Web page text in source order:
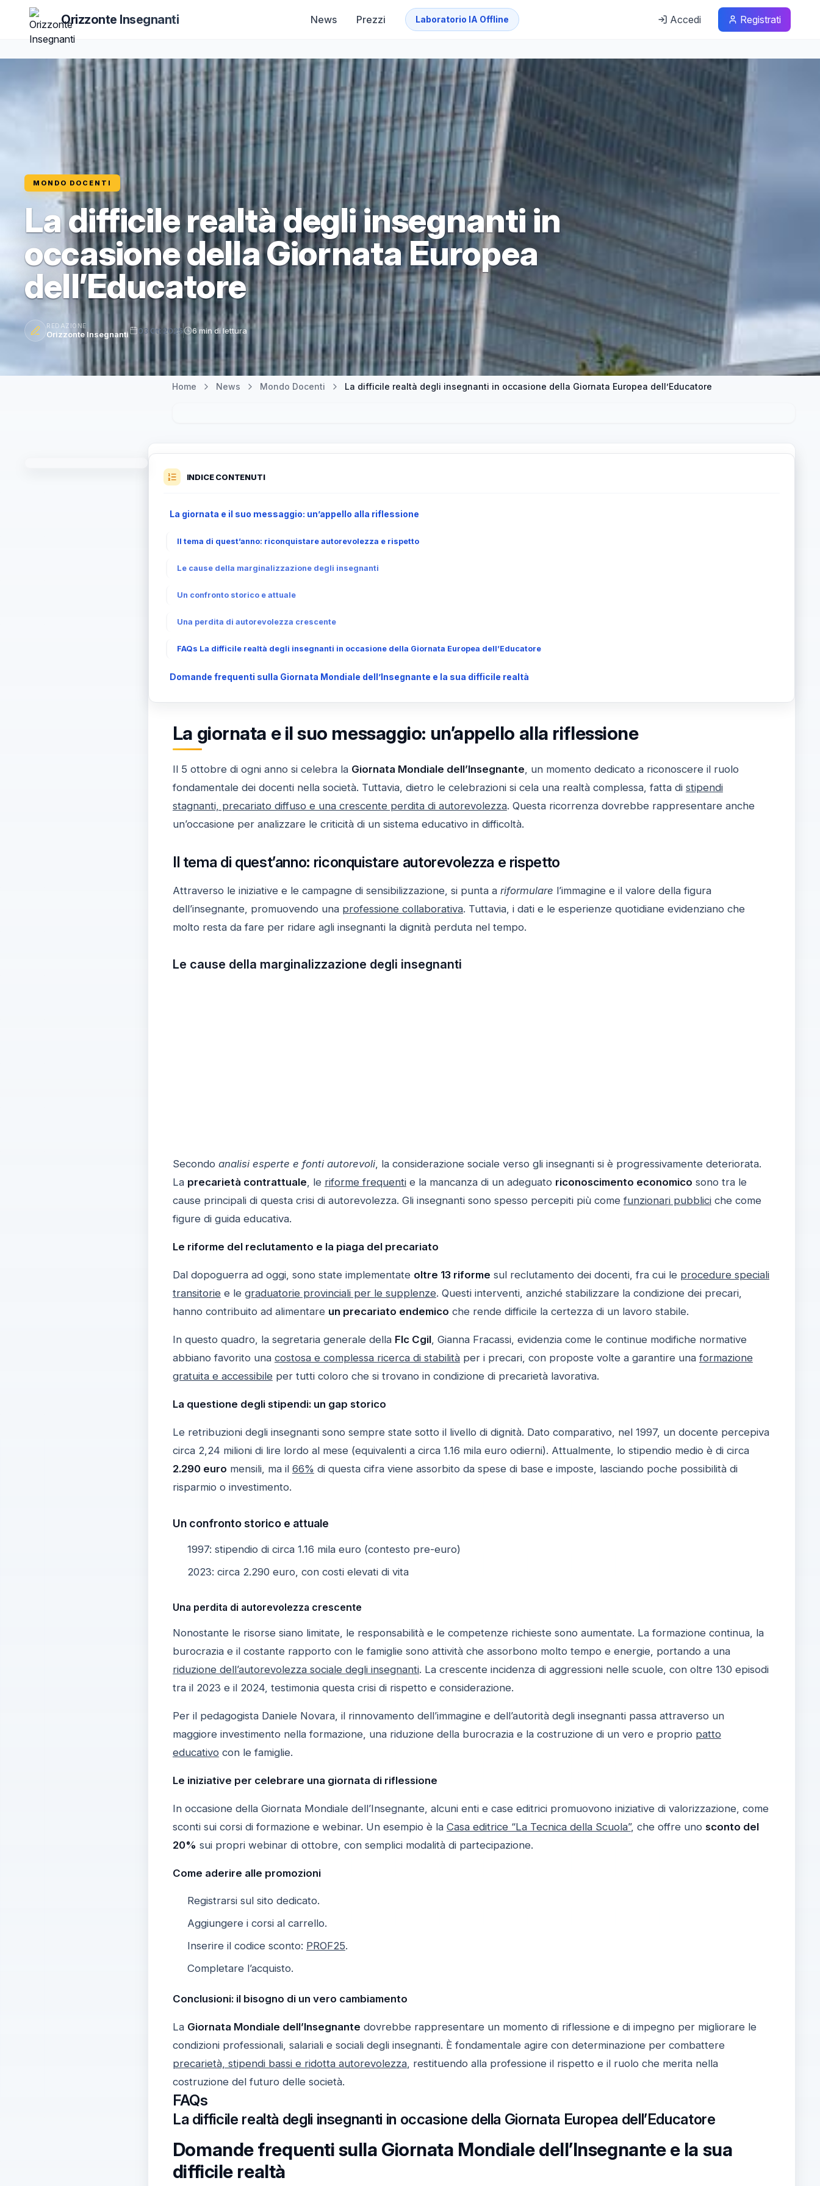
Orizzonte Insegnanti News Prezzi Laboratorio IA Offline Accedi Registrati
MONDO DOCENTI
La difficile realtà degli insegnanti in
occasione della Giornata Europea
dell’Educatore
REDAZIONE
Orizzonte Insegnanti 03 Ott 2025 6 min di lettura
Home News Mondo Docenti La difficile realtà degli insegnanti in occasione della Giornata Europea dell’Educatore
INDICE CONTENUTI
La giornata e il suo messaggio: un’appello alla riflessione
Il tema di quest’anno: riconquistare autorevolezza e rispetto
Le cause della marginalizzazione degli insegnanti
Un confronto storico e attuale
Una perdita di autorevolezza crescente
FAQs La difficile realtà degli insegnanti in occasione della Giornata Europea dell’Educatore
Domande frequenti sulla Giornata Mondiale dell’Insegnante e la sua difficile realtà
La giornata e il suo messaggio: un’appello alla riflessione
Il 5 ottobre di ogni anno si celebra la Giornata Mondiale dell’Insegnante , un momento dedicato a riconoscere il ruolo
fondamentale dei docenti nella società. Tuttavia, dietro le celebrazioni si cela una realtà complessa, fatta di stipendi
stagnanti, precariato diffuso e una crescente perdita di autorevolezza. Questa ricorrenza dovrebbe rappresentare anche
un’occasione per analizzare le criticità di un sistema educativo in difficoltà.
Il tema di quest’anno: riconquistare autorevolezza e rispetto
Attraverso le iniziative e le campagne di sensibilizzazione, si punta a riformulare l’immagine e il valore della figura
dell’insegnante, promuovendo una professione collaborativa. Tuttavia, i dati e le esperienze quotidiane evidenziano che
molto resta da fare per ridare agli insegnanti la dignità perduta nel tempo.
Le cause della marginalizzazione degli insegnanti
Secondo analisi esperte e fonti autorevoli, la considerazione sociale verso gli insegnanti si è progressivamente deteriorata.
La precarietà contrattuale , le riforme frequentie la mancanza di un adeguato riconoscimento economico sono tra le
cause principali di questa crisi di autorevolezza. Gli insegnanti sono spesso percepiti più come funzionari pubbliciche come
figure di guida educativa.
Le riforme del reclutamento e la piaga del precariato
Dal dopoguerra ad oggi, sono state implementate oltre 13 riforme sul reclutamento dei docenti, fra cui le procedure speciali
transitoriee le graduatorie provinciali per le supplenze. Questi interventi, anziché stabilizzare la condizione dei precari,
hanno contribuito ad alimentare un precariato endemico che rende difficile la certezza di un lavoro stabile.
In questo quadro, la segretaria generale della Flc Cgil, Gianna Fracassi, evidenzia come le continue modifiche normative
abbiano favorito una costosa e complessa ricerca di stabilitàper i precari, con proposte volte a garantire una formazione
gratuita e accessibileper tutti coloro che si trovano in condizione di precarietà lavorativa.
La questione degli stipendi: un gap storico
Le retribuzioni degli insegnanti sono sempre state sotto il livello di dignità. Dato comparativo, nel 1997, un docente percepiva
circa 2,24 milioni di lire lordo al mese (equivalenti a circa 1.16 mila euro odierni). Attualmente, lo stipendio medio è di circa
2.290 euro mensili, ma il 66% di questa cifra viene assorbito da spese di base e imposte, lasciando poche possibilità di
risparmio o investimento.
Un confronto storico e attuale
1997: stipendio di circa 1.16 mila euro (contesto pre-euro)
2023: circa 2.290 euro, con costi elevati di vita
Una perdita di autorevolezza crescente
Nonostante le risorse siano limitate, le responsabilità e le competenze richieste sono aumentate. La formazione continua, la
burocrazia e il costante rapporto con le famiglie sono attività che assorbono molto tempo e energie, portando a una
riduzione dell’autorevolezza sociale degli insegnanti. La crescente incidenza di aggressioni nelle scuole, con oltre 130 episodi
tra il 2023 e il 2024, testimonia questa crisi di rispetto e considerazione.
Per il pedagogista Daniele Novara, il rinnovamento dell’immagine e dell’autorità degli insegnanti passa attraverso un
maggiore investimento nella formazione, una riduzione della burocrazia e la costruzione di un vero e proprio patto
educativo con le famiglie.
Le iniziative per celebrare una giornata di riflessione
In occasione della Giornata Mondiale dell’Insegnante, alcuni enti e case editrici promuovono iniziative di valorizzazione, come
sconti sui corsi di formazione e webinar. Un esempio è la Casa editrice “La Tecnica della Scuola”, che offre uno sconto del
20% sui propri webinar di ottobre, con semplici modalità di partecipazione.
Come aderire alle promozioni
Registrarsi sul sito dedicato.
Aggiungere i corsi al carrello.
Inserire il codice sconto: PROF25.
Completare l’acquisto.
Conclusioni: il bisogno di un vero cambiamento
La Giornata Mondiale dell’Insegnante dovrebbe rappresentare un momento di riflessione e di impegno per migliorare le
condizioni professionali, salariali e sociali degli insegnanti. È fondamentale agire con determinazione per combattere
precarietà, stipendi bassi e ridotta autorevolezza, restituendo alla professione il rispetto e il ruolo che merita nella
costruzione del futuro delle società.
FAQs
La difficile realtà degli insegnanti in occasione della Giornata Europea dell’Educatore
Domande frequenti sulla Giornata Mondiale dell’Insegnante e la sua
difficile realtà